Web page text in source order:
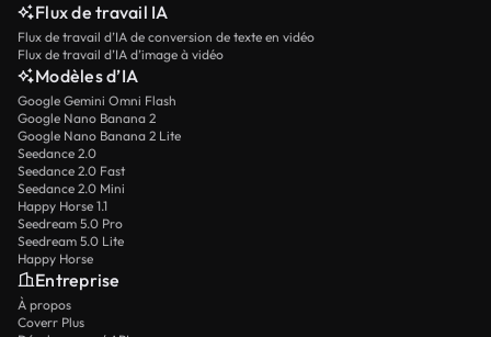
Flux de travail IA
Flux de travail d’IA de conversion de texte en vidéo
Flux de travail d’IA d’image à vidéo
Modèles d’IA
Google Gemini Omni Flash
Google Nano Banana 2
Google Nano Banana 2 Lite
Seedance 2.0
Seedance 2.0 Fast
Seedance 2.0 Mini
Happy Horse 1.1
Seedream 5.0 Pro
Seedream 5.0 Lite
Happy Horse
Entreprise
À propos
Coverr Plus